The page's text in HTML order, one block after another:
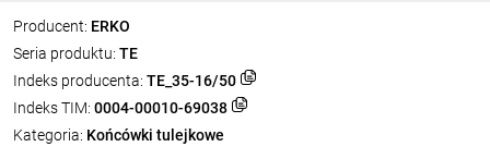
Producent: ERKO
Seria produktu: TE
Indeks producenta: TE_35-16/50
Indeks TIM: 0004-00010-69038
Kategoria: Końcówki tulejkowe